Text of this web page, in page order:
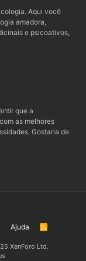
Aqui você
amadora,
e psicoativos,
que a
as melhores
Gostaria de
Ajuda
XenForo Ltd.